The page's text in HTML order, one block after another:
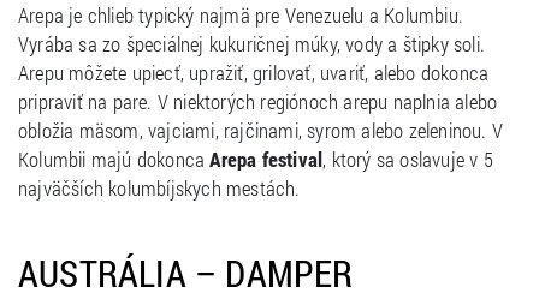
Arepa je chlieb typický najmä pre Venezuelu a Kolumbiu.
Vyrába sa zo špeciálnej kukuričnej múky, vody a štipky soli.
Arepu môžete upiecť, upražiť, grilovať, uvariť, alebo dokonca
pripraviť na pare. V niektorých regiónoch arepu naplnia alebo
obložia mäsom, vajciami, rajčinami, syrom alebo zeleninou. V
Kolumbii majú dokoncaArepa festival, ktorý sa oslavuje v 5
najväčších kolumbíjskych mestách.
AUSTRÁLIA – DAMPER